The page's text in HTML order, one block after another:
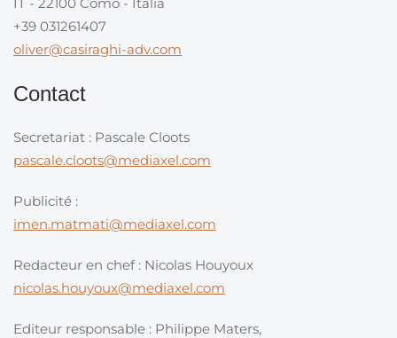
+39 031261407
oliver@casiraghi-adv.com
Contact
Secretariat : Pascale Cloots
pascale.cloots@mediaxel.com
Publicité :
imen.matmati@mediaxel.com
Redacteur en chef : Nicolas Houyoux
nicolas.houyoux@mediaxel.com
Editeur responsable : Philippe Maters,